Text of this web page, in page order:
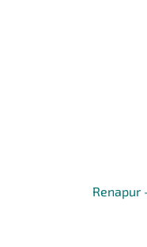
Renapur